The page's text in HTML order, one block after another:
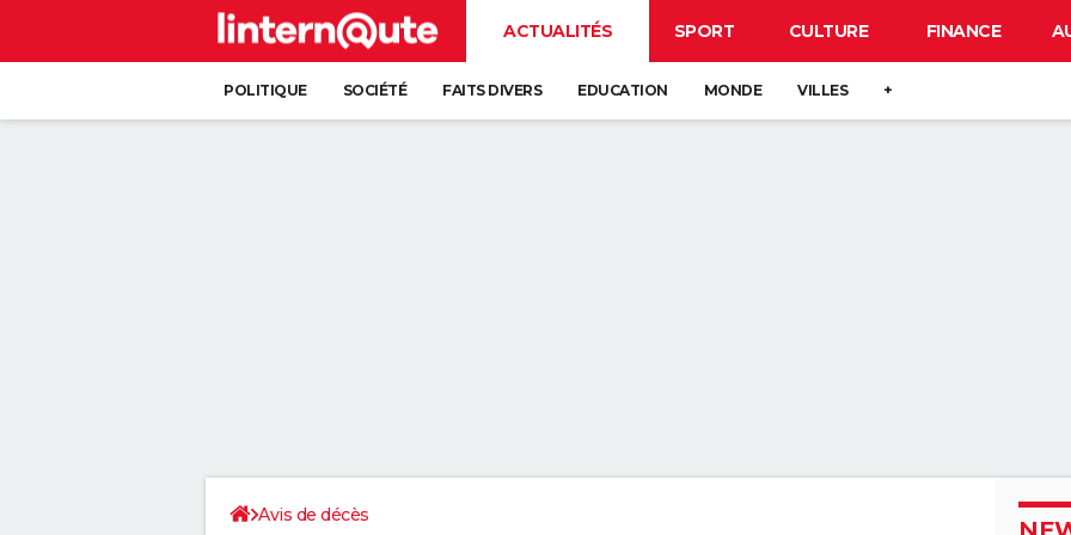
ACTUALITÉS SPORT CULTURE FINANCE
POLITIQUE SOCIÉTÉ FAITS DIVERS EDUCATION MONDE VILLES +
Avis de décès